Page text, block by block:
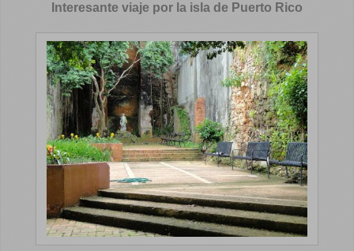
Interesante viaje por la isla de Puerto Rico